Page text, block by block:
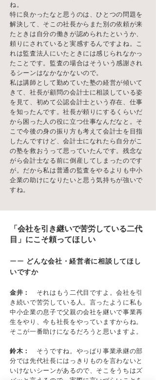
ね。
特に良かったなと思うのは、ひとつの問題を
解決して、そこの社長からまた別の依頼が来
たときは自分の働きが認められたというか、
頼りにされていると実感するんですよね。こ
れは監査法人にいたときには感じられなかっ
たことです。監査の場合はそういう感謝され
るシーンはなかなかないので。
私は講師として勤めていた塾の経営が傾いて
きて、社長が顧問の会計士に相談している姿
を見て、初めて公認会計士という存在、仕事
を知ったんです。社長が頼りにするくらいだ
から困った人の役に立つ仕事なんだなと。そ
こで今後の身の振り方も考えて会計士を目指
したんですけど、会計士になれたら自分がこ
の塾を救おうって思っていたんです。残念な
がら会計士なる前に倒産してしまったのです
が。だから私は普通の監査をやるよりも中小
企業の助けになりたいと思う気持ちが強いで
すね。
「会社を引き継いで苦労している二代
目」にこそ頼ってほしい
ーー どんな会社・経営者に相談してほし
いですか
金井： それはもう二代目ですよ。会社を引
き続いで苦労している人。言ったように私も
中小企業の息子で父親の会社を継いで事業再
生をやり、今も社長をやっていますからね。
そこが一番助けになるだろうと思いますよ。
鈴木： そうですね。やっぱり事業承継の部
分では先代社長にはっきりものを言わないと
いけないシーンがあるので、そこをうちはズ